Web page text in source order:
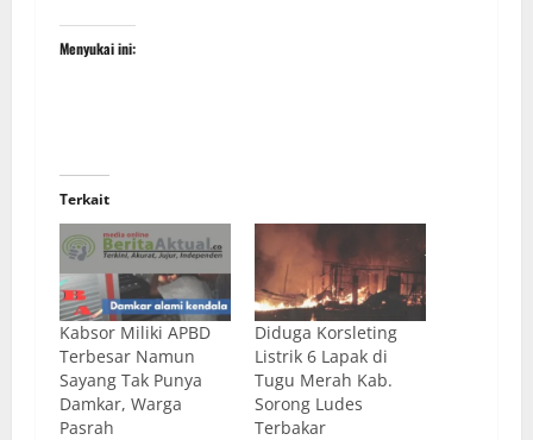
Menyukai ini:
Terkait
Kabsor Miliki APBD
Terbesar Namun
Sayang Tak Punya
Damkar, Warga
Pasrah
Diduga Korsleting
Listrik 6 Lapak di
Tugu Merah Kab.
Sorong Ludes
Terbakar